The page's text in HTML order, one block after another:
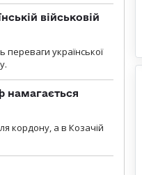
військовій
переваги української
намагається
кордону, а в Козачій